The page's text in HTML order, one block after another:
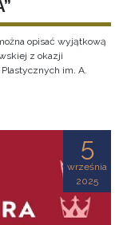
opisać wyjątkową
z okazji
im. A.
5
września
2025